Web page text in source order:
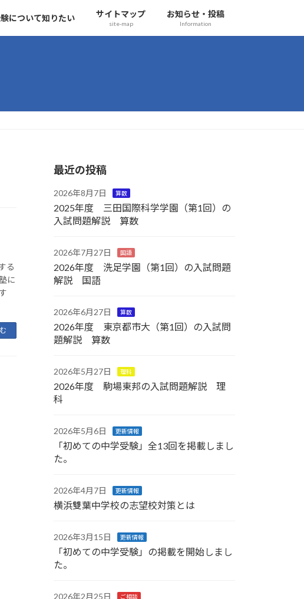
について知りたい サイトマップ
site-map
お知らせ・投稿
Information
る
に
最近の投稿
2026年8月7日 算数
2025年度 三田国際科学学園（第1回）の
入試問題解説 算数
2026年7月27日 国語
2026年度 洗足学園（第1回）の入試問題
解説 国語
2026年6月27日 算数
2026年度 東京都市大（第1回）の入試問
題解説 算数
2026年5月27日 理科
2026年度 駒場東邦の入試問題解説 理
科
2026年5月6日 更新情報
「初めての中学受験」全13回を掲載しまし
た。
2026年4月7日 更新情報
横浜雙葉中学校の志望校対策とは
2026年3月15日 更新情報
「初めての中学受験」の掲載を開始しまし
た。
2026年2月25日 ご相談